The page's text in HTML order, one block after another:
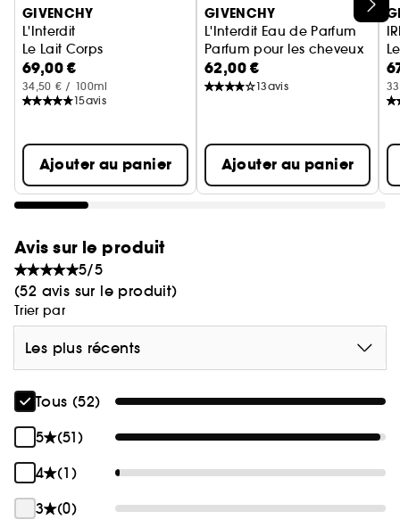
L'inspiration :
Expression de la dualité inattendue entre la
passion intense et la séduction en douceur,
Givenchy Gentleman Eau de Parfum Boisée pour
Ignorer le carrousel produits
GIVENCHY
L'Interdit
Le Lait Corps
69,00 €
34,50 € / 100ml
15avis
Ajouter au panier
GIVENCHY
L'Interdit Eau de Parfum
Parfum pour les cheveux
62,00 €
13avis
Ajouter au panier
Avis sur le produit
5/5
(52 avis sur le produit)
Trier par
Les plus récents
Tous (52)
5
(51)
4
(1)
3
(0)